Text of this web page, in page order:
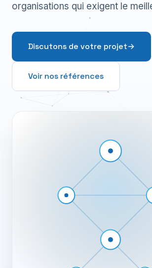
organisations qui exigent le
Discutons de votre projet→
Voir nos références